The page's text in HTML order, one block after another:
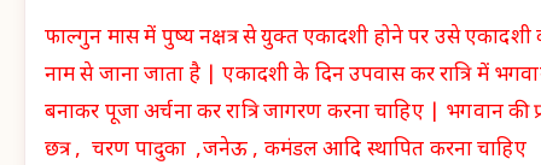
फाल्गुन मास में पुष्य नक्षत्र से युक्त एकादशी होने पर उसे
नाम से जाना जाता है | एकादशी के दिन उपवास कर रात्रि में
बनाकर पूजा अर्चना कर रात्रि जागरण करना चाहिए | भगवान की
छत्र , चरण पादुका ,जनेऊ , कमंडल आदि स्थापित करना चाहिए